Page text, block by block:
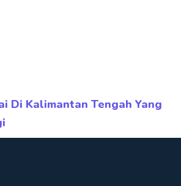
Di Kalimantan Tengah Yang